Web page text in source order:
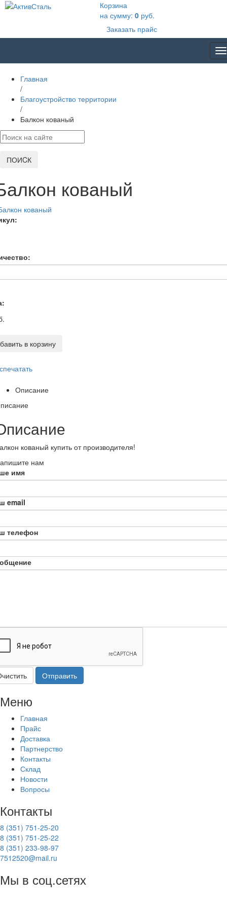
Корзина
на сумму: 0руб.
Заказать прайс
Главная
/
Благоустройство территории
/
Балкон кованый
ПОИCК
кованый
в корзину
Описание
кованый купить от производителя!
нам
имя
email
телефон
Отправить
Меню
Главная
Прайс
Доставка
Партнерство
Контакты
Склад
Новости
Вопросы
Контакты
8 (351) 751-25-20
8 (351) 751-25-22
8 (351) 233-98-97
7512520@mail.ru
Мы в соц.сетях